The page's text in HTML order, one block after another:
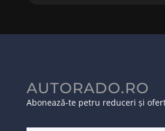
AUTORADO.RO
Abonează-te petru reduceri și